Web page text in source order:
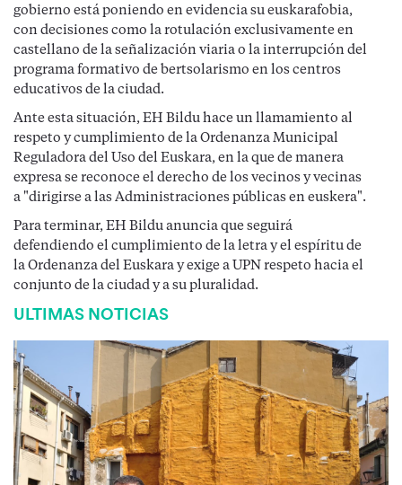
gobierno está poniendo en evidencia su euskarafobia,
con decisiones como la rotulación exclusivamente en
castellano de la señalización viaria o la interrupción del
programa formativo de bertsolarismo en los centros
educativos de la ciudad.
Ante esta situación, EH Bildu hace un llamamiento al
respeto y cumplimiento de la Ordenanza Municipal
Reguladora del Uso del Euskara, en la que de manera
expresa se reconoce el derecho de los vecinos y vecinas
a "dirigirse a las Administraciones públicas en euskera".
Para terminar, EH Bildu anuncia que seguirá
defendiendo el cumplimiento de la letra y el espíritu de
la Ordenanza del Euskara y exige a UPN respeto hacia el
conjunto de la ciudad y a su pluralidad.
ULTIMAS NOTICIAS